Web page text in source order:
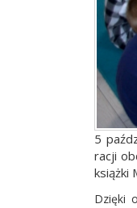
5
racji
książki
Dzięki